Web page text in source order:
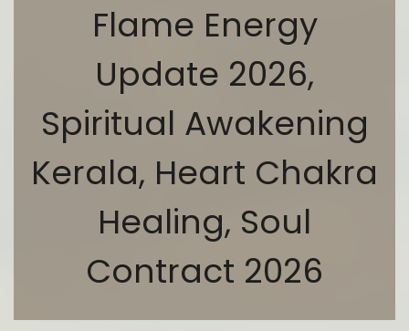
Flame Energy
Update 2026,
Spiritual Awakening
Kerala, Heart Chakra
Healing, Soul
Contract 2026